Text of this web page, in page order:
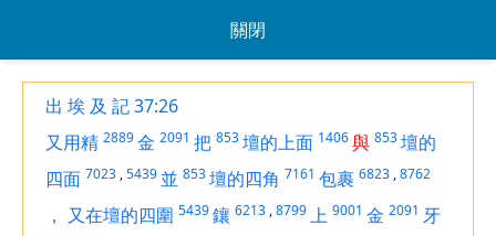
關閉
出 埃 及 記 37:26
又用精 2889金 2091 把 853壇的上面 1406與 853壇的
四面 7023 ,5439 並 853壇的四角 7161 包裹 6823 ,8762
， 又在壇的四圍 5439鑲 6213 ,8799上 9001 金 2091 牙